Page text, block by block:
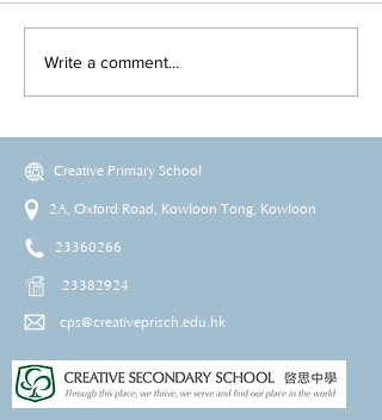
Write a comment...
Creative Primary School
2A, Oxford Road, Kowloon Tong, Kowloon
23360266
23382924
cps@creativeprisch.edu.hk